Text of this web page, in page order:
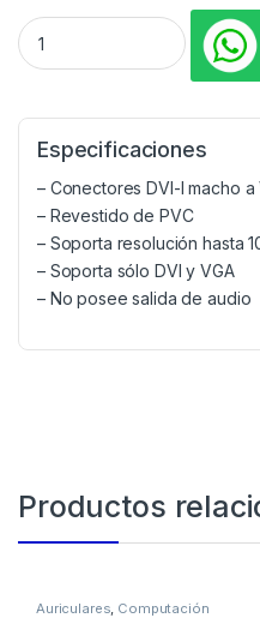
Especificaciones
– Conectores DVI-I macho a
– Revestido de PVC
– Soporta resolución hasta
– Soporta sólo DVI y VGA
– No posee salida de audio
Productos
Auriculares, Computación